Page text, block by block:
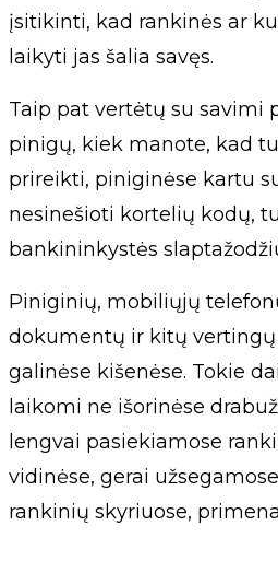
įsitikinti, kad rankinės ar
laikyti jas šalia savęs.
Taip pat vertėtų su savimi
pinigų, kiek manote, kad
prireikti, piniginėse kartu
nesinešioti kortelių kodų,
bankininkystės
Piniginių, mobiliųjų
dokumentų ir kitų
galinėse kišenėse. Tokie
laikomi ne išorinėse
lengvai pasiekiamose
vidinėse, gerai
rankinių skyriuose,